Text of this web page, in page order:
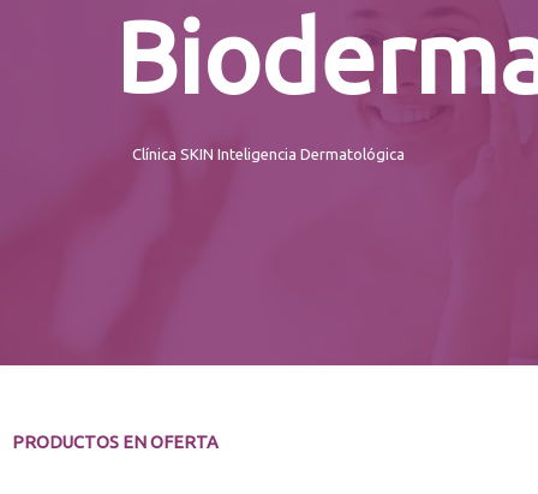
Clínica SKIN Inteligencia Dermatológica
PRODUCTOS EN OFERTA